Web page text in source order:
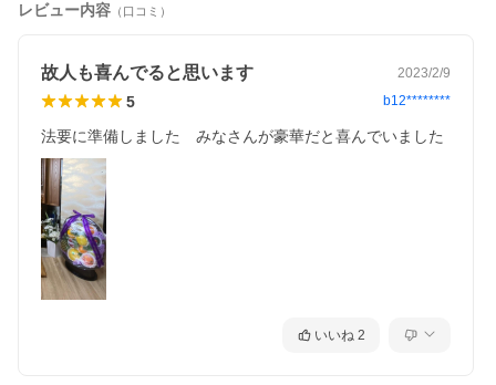
レビュー内容 （口コミ）
故人も喜んでると思います 2023/2/9
5 b12********
法要に準備しました　みなさんが豪華だと喜んでいました
いいね 2